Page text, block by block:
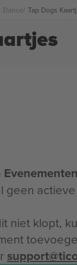
Dance Tap Dogs
geen
niet klopt,